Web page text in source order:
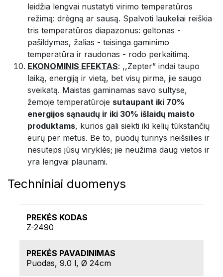
leidžia lengvai nustatyti virimo temperatūros
režimą: drėgną ar sausą. Spalvoti laukeliai reiškia
tris temperatūros diapazonus: geltonas -
pašildymas, žalias - teisinga gaminimo
temperatūra ir raudonas - rodo perkaitimą.
EKONOMINIS EFEKTAS: ,,Zepter” indai taupo
laiką, energiją ir vietą, bet visų pirma, jie saugo
sveikatą. Maistas gaminamas savo sultyse,
žemoje temperatūroje sutaupant iki 70%
energijos sąnaudų ir iki 30% išlaidų maisto
produktams, kurios gali siekti iki kelių tūkstančių
eurų per metus. Be to, puodų turinys neišsilies ir
nesuteps jūsų viryklės; jie neužima daug vietos ir
yra lengvai plaunami.
Techniniai duomenys
PREKĖS KODAS
Z-2490
PREKĖS PAVADINIMAS
Puodas, 9.0 l, Ø 24cm